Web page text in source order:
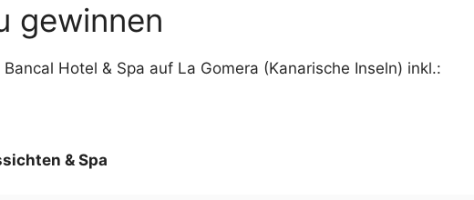
gewinnen
Bancal Hotel & Spa auf La Gomera (Kanarische Inseln) inkl.:
& Spa